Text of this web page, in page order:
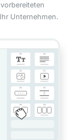
Unternehmen.